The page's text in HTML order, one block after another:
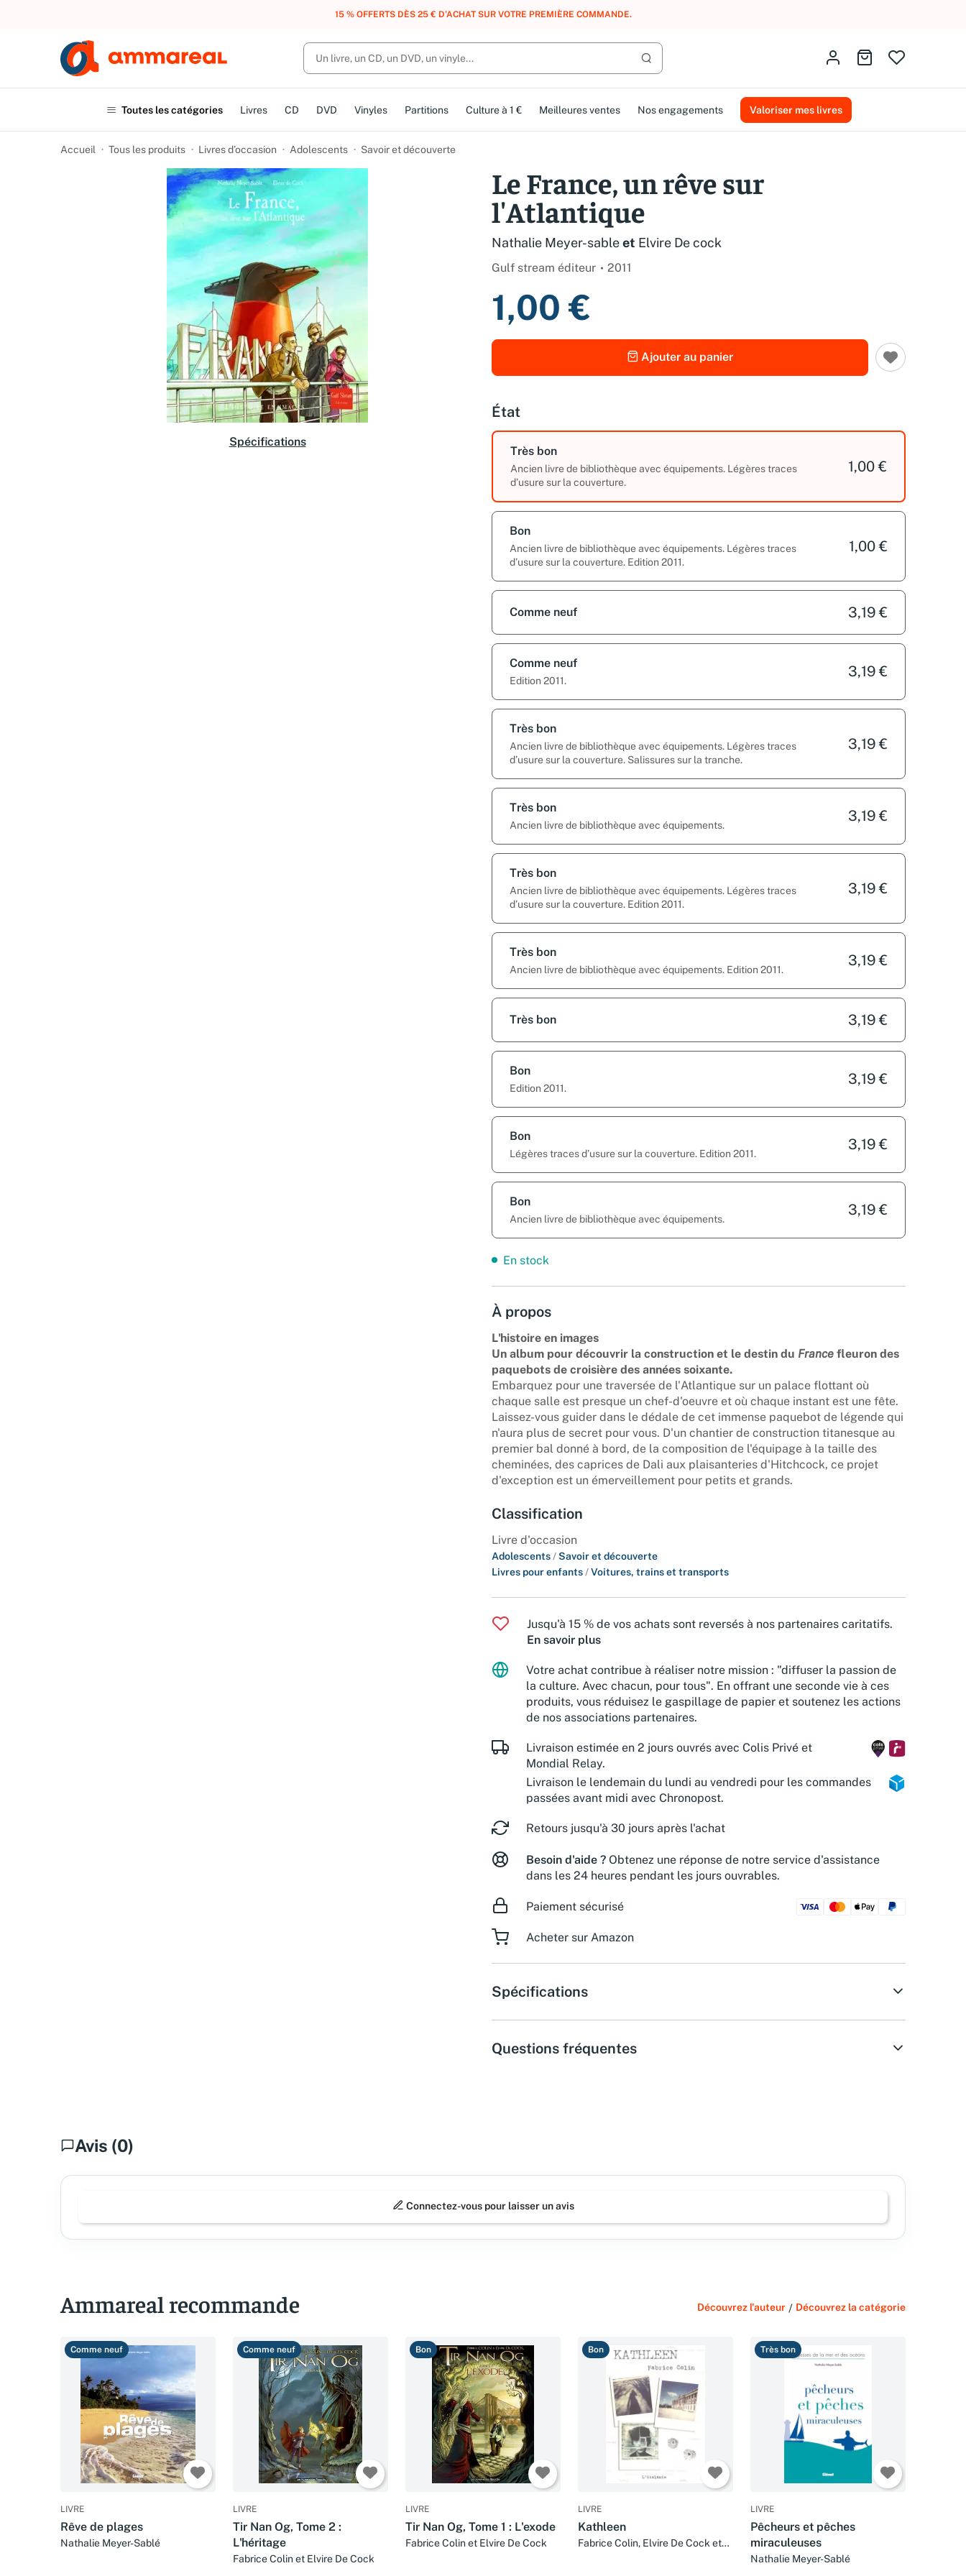
UN ACHAT, DES POINTS, DES RÉCOMPENSES :REJOIGNEZ GRATUITEMENT LE CLUB AMMAREAL.
Lancer la recherche
Identifiez-vousAller au panier
Toutes les catégories Livres CD DVD Vinyles Partitions Culture à 1 € Meilleures ventes Nos engagements Valoriser mes livres
Accueil Tous les produits Livres d’occasion Adolescents Savoir et découverte
Spécifications
Le France, un rêve sur
l'Atlantique
Nathalie Meyer-sableet Elvire De cock
Gulf stream éditeur 2011
1,00 €
Ajouter au panier
État
Très bon
Ancien livre de bibliothèque avec équipements. Légères traces
d’usure sur la couverture.
1,00 €
Bon
Ancien livre de bibliothèque avec équipements. Légères traces
d’usure sur la couverture. Edition 2011.
1,00 €
Comme neuf 3,19 €
Comme neuf
Edition 2011.
3,19 €
Très bon
Ancien livre de bibliothèque avec équipements. Légères traces
d’usure sur la couverture. Salissures sur la tranche.
3,19 €
Très bon
Ancien livre de bibliothèque avec équipements.
3,19 €
Très bon
Ancien livre de bibliothèque avec équipements. Légères traces
d’usure sur la couverture. Edition 2011.
3,19 €
Très bon
Ancien livre de bibliothèque avec équipements. Edition 2011.
3,19 €
Très bon 3,19 €
Bon
Edition 2011.
3,19 €
Bon
Légères traces d’usure sur la couverture. Edition 2011.
3,19 €
Bon
Ancien livre de bibliothèque avec équipements.
3,19 €
En stock
À propos
L'histoire en images
Un album pour découvrir la construction et le destin du France fleuron des
paquebots de croisière des années soixante.
Embarquez pour une traversée de l'Atlantique sur un palace flottant où
chaque salle est presque un chef-d'oeuvre et où chaque instant est une fête.
Laissez-vous guider dans le dédale de cet immense paquebot de légende qui
n'aura plus de secret pour vous. D'un chantier de construction titanesque au
premier bal donné à bord, de la composition de l'équipage à la taille des
cheminées, des caprices de Dali aux plaisanteries d'Hitchcock, ce projet
d'exception est un émerveillement pour petits et grands.
Classification
Livre d'occasion
Adolescents /Savoir et découverte
Livres pour enfants /Voitures, trains et transports
Jusqu'à 15 % de vos achats sont reversés à nos partenaires caritatifs.
En savoir plus
Votre achat contribue à réaliser notre mission : "diffuser la passion de
la culture. Avec chacun, pour tous". En offrant une seconde vie à ces
produits, vous réduisez le gaspillage de papier et soutenez les actions
de nos associations partenaires.
Livraison estimée en 2 jours ouvrés avec Colis Privé et
Mondial Relay.
Livraison le lendemain du lundi au vendredi pour les commandes
passées avant midi avec Chronopost.
Retours jusqu'à 30 jours après l'achat
Besoin d'aide ? Obtenez une réponse de notre service d'assistance
dans les 24 heures pendant les jours ouvrables.
Paiement sécurisé
Acheter sur Amazon
Spécifications
Questions fréquentes
Avis (0)
Connectez-vous pour laisser un avis
Ammareal recommande Découvrez l'auteur / Découvrez la catégorie
Comme neuf
LIVRE
Rêve de plages
Nathalie Meyer-Sablé
Comme neuf
LIVRE
Tir Nan Og, Tome 2 :
L'héritage
Fabrice Colin et Elvire De Cock
Bon
LIVRE
Tir Nan Og, Tome 1 : L'exode
Fabrice Colin et Elvire De Cock
Bon
LIVRE
Kathleen
Fabrice Colin, Elvire De Cock et
Très bon
LIVRE
Pêcheurs et pêches
miraculeuses
Nathalie Meyer-Sablé